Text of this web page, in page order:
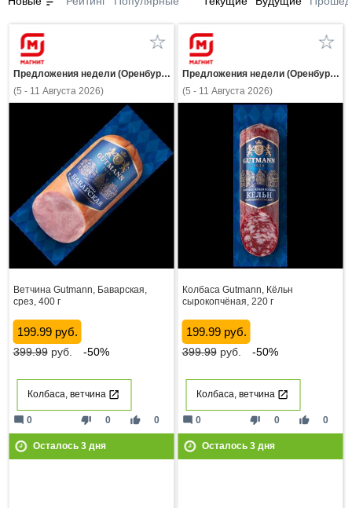
Предложения недели (Оренбургская область)
(5 - 11 Августа 2026)
Ветчина Gutmann, Баварская,
срез, 400 г
199.99 руб.
399.99руб. -50%
Колбаса, ветчина
thumb_down 0 thumb_up 0
mode_comment 0
Осталось 3дня
Предложения недели (Оренбургская область)
(5 - 11 Августа 2026)
Колбаса Gutmann, Кёльн
сырокопчёная, 220 г
199.99 руб.
399.99руб. -50%
Колбаса, ветчина
thumb_down 0 thumb_up 0
mode_comment 0
Осталось 3дня